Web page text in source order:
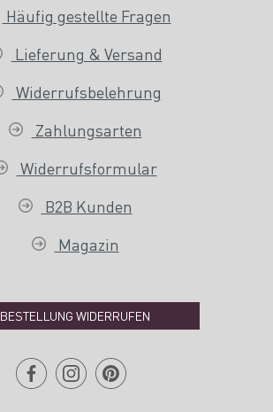
Häufig gestellte Fragen
Lieferung & Versand
Widerrufsbelehrung
Zahlungsarten
Widerrufsformular
B2B Kunden
Magazin
BESTELLUNG WIDERRUFEN